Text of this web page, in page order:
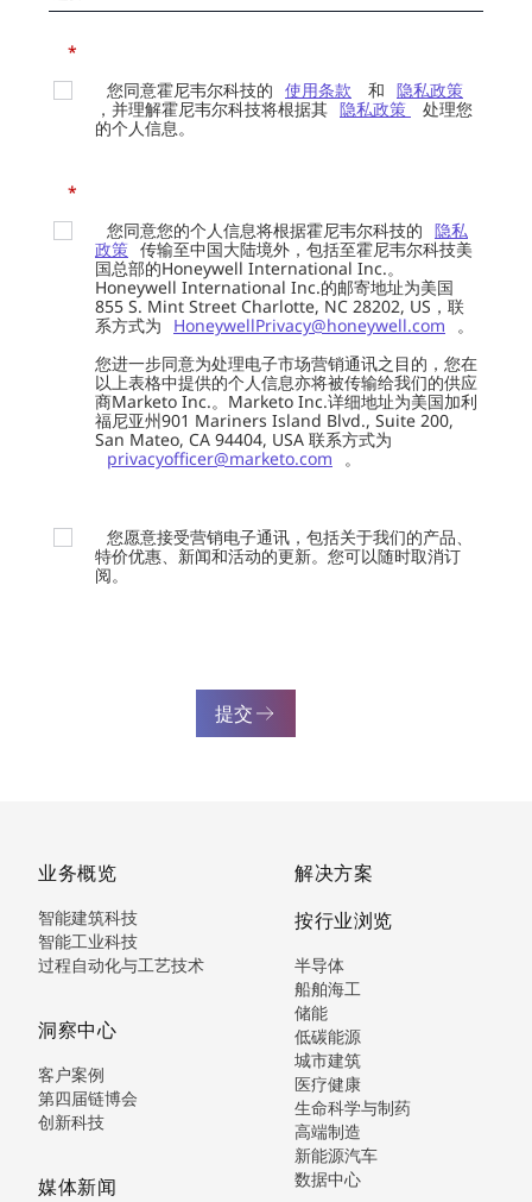
*
您同意霍尼韦尔科技的 使用条款 和 隐私政策
，并理解霍尼韦尔科技将根据其 隐私政策
处理您
的个人信息。
*
您同意您的个人信息将根据霍尼韦尔科技的 隐私
政策 传输至中国大陆境外，包括至霍尼韦尔科技美
国总部的Honeywell International Inc.。
Honeywell International Inc.的邮寄地址为美国
855 S. Mint Street Charlotte, NC 28202, US，联
系方式为
HoneywellPrivacy@honeywell.com
。
您进一步同意为处理电子市场营销通讯之目的，您在
以上表格中提供的个人信息亦将被传输给我们的供应
商Marketo Inc.。Marketo Inc.详细地址为美国加利
福尼亚州901 Mariners Island Blvd., Suite 200,
San Mateo, CA 94404, USA 联系方式为
privacyofficer@marketo.com
。
您愿意接受营销电子通讯，包括关于我们的产品、
特价优惠、新闻和活动的更新。您可以随时取消订
阅。
提交
业务概览
智能建筑科技
智能工业科技
过程自动化与工艺技术
洞察中心
客户案例
第四届链博会
创新科技
媒体新闻
解决方案
按行业浏览
半导体
船舶海工
储能
低碳能源
城市建筑
医疗健康
生命科学与制药
高端制造
新能源汽车
数据中心